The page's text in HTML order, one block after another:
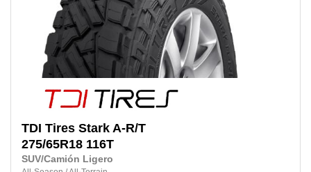
TDI Tires Stark A-R/T
275/65R18 116T
SUV/Camión Ligero